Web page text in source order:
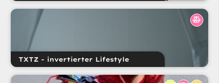
TXTZ - invertierter Lifestyle